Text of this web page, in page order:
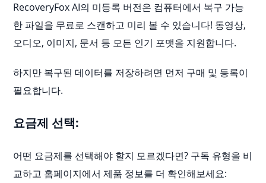
RecoveryFox AI의 미등록 버전은 컴퓨터에서 복구 가능
한 파일을 무료로 스캔하고 미리 볼 수 있습니다! 동영상,
오디오, 이미지, 문서 등 모든 인기 포맷을 지원합니다.
하지만 복구된 데이터를 저장하려면 먼저 구매 및 등록이
필요합니다.
요금제 선택:
어떤 요금제를 선택해야 할지 모르겠다면? 구독 유형을 비
교하고 홈페이지에서 제품 정보를 더 확인해보세요: